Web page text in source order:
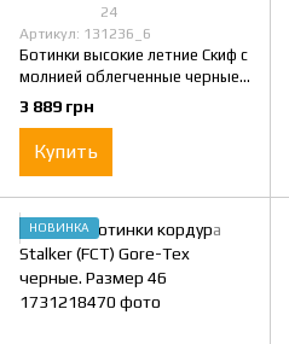
24
Артикул: 131236_6
Ботинки высокие летние Скиф с
молнией облегченные черные.
Размер 46
3 889 грн
Купить
НОВИНКА